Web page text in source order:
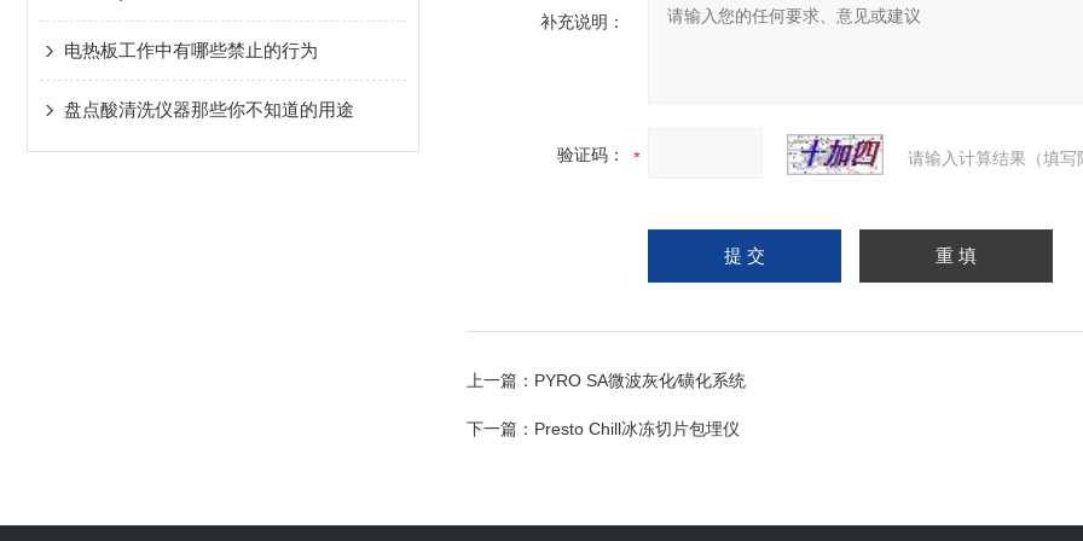
电热板工作中有哪些禁止的行为
盘点酸清洗仪器那些你不知道的用途
补充说明：
验证码： 请输入计算结果（填
上一篇： PYRO SA微波灰化∕磺化系统
下一篇： Presto Chill冰冻切片包埋仪